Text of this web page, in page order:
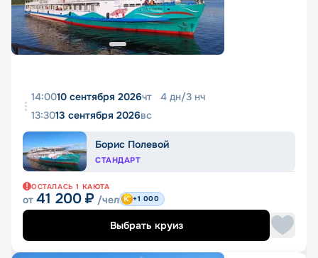
14:0010 сентября 2026чт 4 дн/3 нч
13:3013 сентября 2026вс
Борис Полевой
СТАНДАРТ
ОСТАЛАСЬ 1 КАЮТА
от 41 200 ₽ /чел +1 000
Выбрать круиз